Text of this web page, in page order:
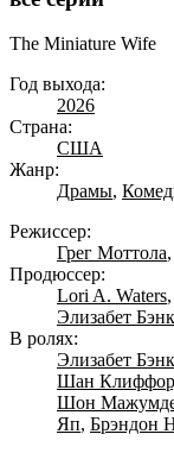
The Miniature Wife
Год выхода:
2026
Страна:
США
Жанр:
Драмы,
Режиссер:
Грег Моттола,
Продюссер:
Lori A. Waters,
Элизабет
В ролях:
Элизабет
Шан
Шон
Яп, Брэндон